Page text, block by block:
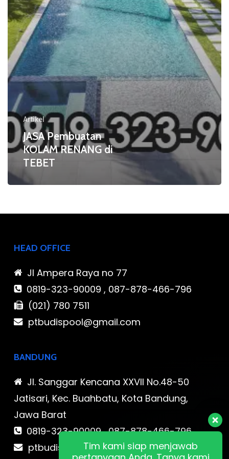
Artikel
JASA Pembuatan
KOLAM RENANG di
TEBET
HEAD OFFICE
Jl Ampera Raya no 77
0819-323-90009 , 087-878-466-796
(021) 780 7511
ptbudispool@gmail.com
BANDUNG
Jl. Sanggar Kencana XXVII No.48-50
Jatisari, Kec. Buahbatu, Kota Bandung,
Jawa Barat
0819-323-90009 , 087-878-466-796
ptbudispool@gmail.comTim kami siap menjawab